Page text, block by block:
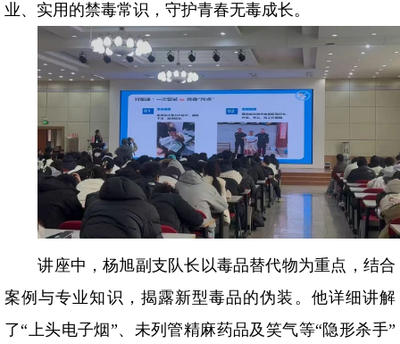
业、实用的禁毒常识，守护青春无毒成长。
讲座中，杨旭副支队长以毒品替代物为重点，结合
案例与专业知识，揭露新型毒品的伪装。他详细讲解
了“上头电子烟”、未列管精麻药品及笑气等“隐形杀手”